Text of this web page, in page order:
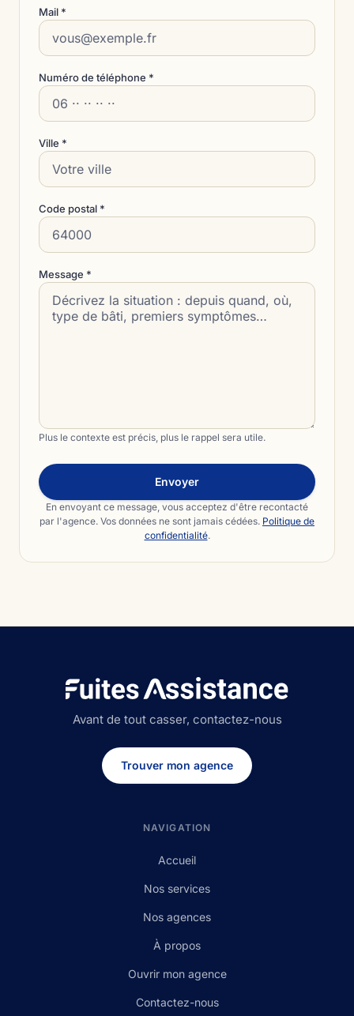
Mail *
Numéro de téléphone *
Ville *
Code postal *
Message *
Plus le contexte est précis, plus le rappel sera utile.
En envoyant ce message, vous acceptez d'être recontacté
par l'agence. Vos données ne sont jamais cédées. Politique de
confidentialité.
Envoyer
Avant de tout casser, contactez-nous
Trouver mon agence
NAVIGATION
Accueil
Nos services
Nos agences
À propos
Ouvrir mon agence
Contactez-nous